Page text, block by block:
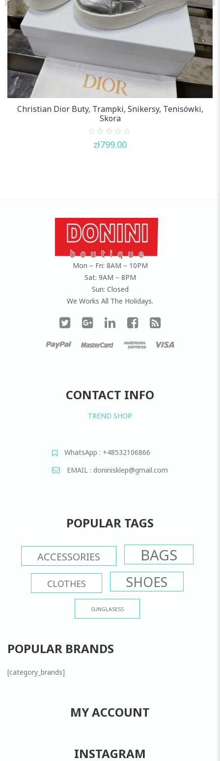
Christian Dior Buty, Trampki, Snikersy, Tenisówki,
Skora
out
zł799.00
Mon – Fri: 8AM – 10PM
Sat: 9AM – 8PM
Sun: Closed
We Works All The Holidays.
CONTACT INFO
TREND SHOP
WhatsApp : +48532106866
EMAIL : doninisklep@gmail.com
POPULAR TAGS
ACCESSORIES BAGS
CLOTHES SHOES
SUNGLASESS
POPULAR BRANDS
[category_brands]
MY ACCOUNT
INSTAGRAM